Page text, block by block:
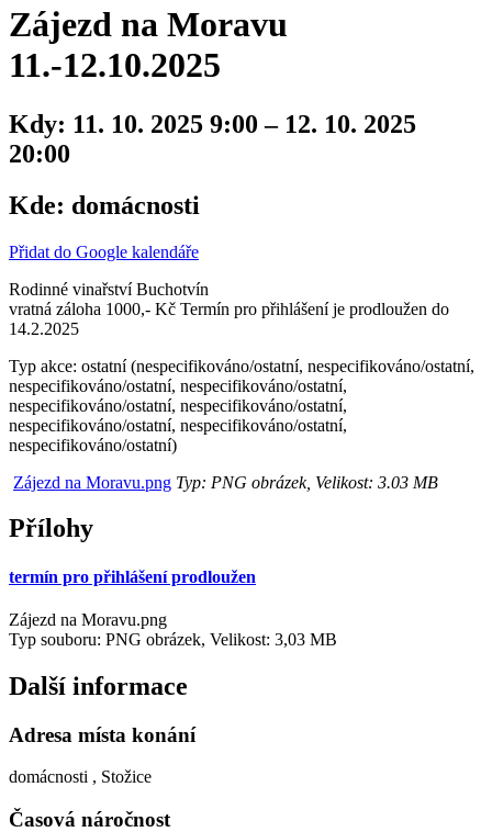
Zájezd na Moravu
11.-12.10.2025
Kdy: 11. 10. 2025 9:00 – 12. 10. 2025
20:00
Kde: domácnosti
Přidat do Google kalendáře
Rodinné vinařství Buchotvín
vratná záloha 1000,- Kč Termín pro přihlášení je prodloužen do
14.2.2025
Typ akce: ostatní (nespecifikováno/ostatní, nespecifikováno/ostatní,
nespecifikováno/ostatní, nespecifikováno/ostatní,
nespecifikováno/ostatní, nespecifikováno/ostatní,
nespecifikováno/ostatní, nespecifikováno/ostatní,
nespecifikováno/ostatní)
Zájezd na Moravu.png Typ: PNG obrázek, Velikost: 3.03 MB
Přílohy
termín pro přihlášení prodloužen
Zájezd na Moravu.png
Typ souboru: PNG obrázek, Velikost: 3,03 MB
Další informace
Adresa místa konání
domácnosti , Stožice
Časová náročnost